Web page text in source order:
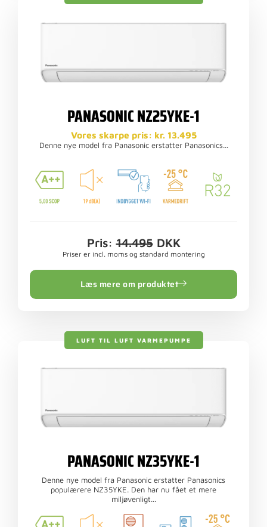
PANASONIC NZ25YKE-1
Vores skarpe pris: kr. 13.495
Denne nye model fra Panasonic erstatter Panasonics...
Pris:14.495DKK
Priser er incl. moms og standard montering
Læs mere om produktet
LUFT TIL LUFT VARMEPUMPE
PANASONIC NZ35YKE-1
Denne nye model fra Panasonic erstatter Panasonics
populærere NZ35YKE. Den har nu fået et mere
miljøvenligt...